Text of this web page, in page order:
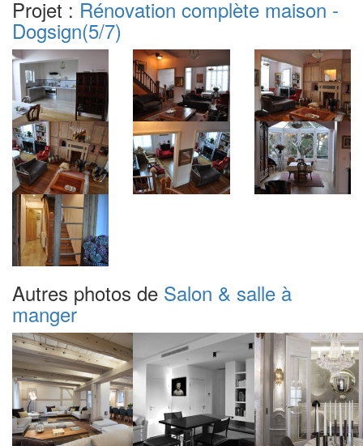
Projet : Rénovation complète maison -
Dogsign(5/7)
Autres photos de Salon & salle à
manger